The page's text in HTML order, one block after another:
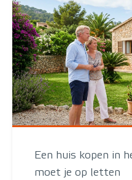
Een huis kopen in
moet je op letten